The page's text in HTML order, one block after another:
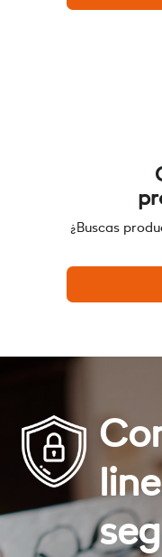
¿Buscas